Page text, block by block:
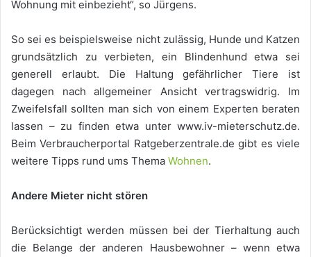
Wohnung mit einbezieht“, so Jürgens.
So sei es beispielsweise nicht zulässig, Hunde und Katzen
grundsätzlich zu verbieten, ein Blindenhund etwa sei
generell erlaubt. Die Haltung gefährlicher Tiere ist
dagegen nach allgemeiner Ansicht vertragswidrig. Im
Zweifelsfall sollten man sich von einem Experten beraten
lassen – zu finden etwa unter www.iv-mieterschutz.de.
Beim Verbraucherportal Ratgeberzentrale.de gibt es viele
weitere Tipps rund ums Thema Wohnen.
Andere Mieter nicht stören
Berücksichtigt werden müssen bei der Tierhaltung auch
die Belange der anderen Hausbewohner – wenn etwa